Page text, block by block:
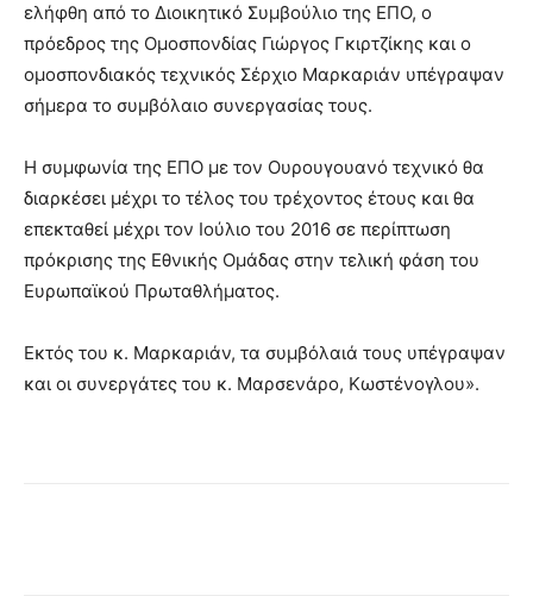
ελήφθη από το Διοικητικό Συμβούλιο της ΕΠΟ, ο
πρόεδρος της Ομοσπονδίας Γιώργος Γκιρτζίκης και ο
ομοσπονδιακός τεχνικός Σέρχιο Μαρκαριάν υπέγραψαν
σήμερα το συμβόλαιο συνεργασίας τους.
Η συμφωνία της ΕΠΟ με τον Ουρουγουανό τεχνικό θα
διαρκέσει μέχρι το τέλος του τρέχοντος έτους και θα
επεκταθεί μέχρι τον Ιούλιο του 2016 σε περίπτωση
πρόκρισης της Εθνικής Ομάδας στην τελική φάση του
Ευρωπαϊκού Πρωταθλήματος.
Εκτός του κ. Μαρκαριάν, τα συμβόλαιά τους υπέγραψαν
και οι συνεργάτες του κ. Μαρσενάρο, Κωστένογλου».